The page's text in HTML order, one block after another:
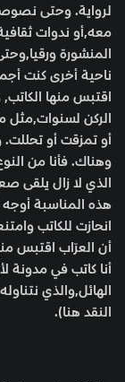
لرواية. وحتى
معه,أو ندوات
المنشورة
ناحية أخرى كنت
اقتبس منها
الركن لسنوات,مثل
أو تمزقت أو تحللت.
وهناك. فأنا من
الذي لا زال يلقى
هذه المناسبة أوجه
انحازت للكاتب
أن العرّاب اقتبس
أنا كاتب في مدونة
الهائل,والذي
النقد هنا).